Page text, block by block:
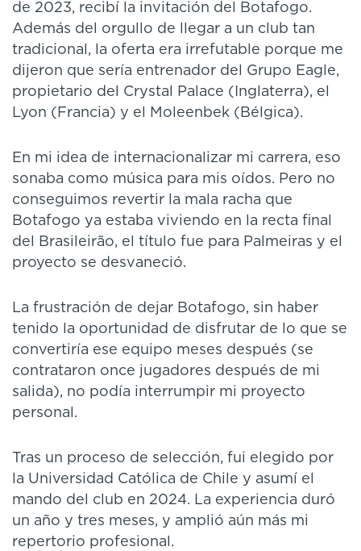
de 2023, recibí la invitación del Botafogo.
Además del orgullo de llegar a un club tan
tradicional, la oferta era irrefutable porque me
dijeron que sería entrenador del Grupo Eagle,
propietario del Crystal Palace (Inglaterra), el
Lyon (Francia) y el Moleenbek (Bélgica).
En mi idea de internacionalizar mi carrera, eso
sonaba como música para mis oídos. Pero no
conseguimos revertir la mala racha que
Botafogo ya estaba viviendo en la recta final
del Brasileirão, el título fue para Palmeiras y el
proyecto se desvaneció.
La frustración de dejar Botafogo, sin haber
tenido la oportunidad de disfrutar de lo que se
convertiría ese equipo meses después (se
contrataron once jugadores después de mi
salida), no podía interrumpir mi proyecto
personal.
Tras un proceso de selección, fui elegido por
la Universidad Católica de Chile y asumí el
mando del club en 2024. La experiencia duró
un año y tres meses, y amplió aún más mi
repertorio profesional.